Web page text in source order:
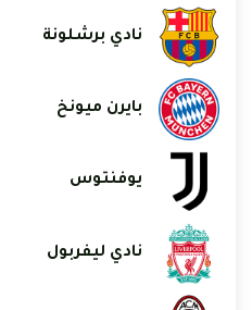
نادي برشلونة
بايرن ميونخ
يوفنتوس
نادي ليفربول